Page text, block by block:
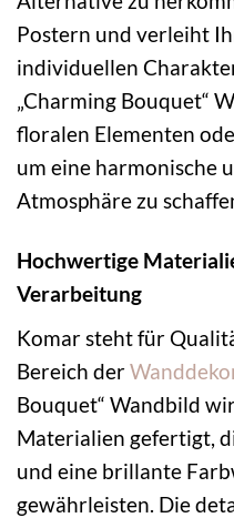
Postern und verleiht
individuellen
„Charming Bouquet“
floralen Elementen
um eine harmonische
Atmosphäre zu
Hochwertige
Verarbeitung
Komar steht für
Bereich der
Bouquet“ Wandbild
Materialien gefertigt,
und eine brillante
gewährleisten. Die